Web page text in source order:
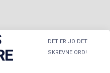
DET ER JO DET
SKREVNE ORD!